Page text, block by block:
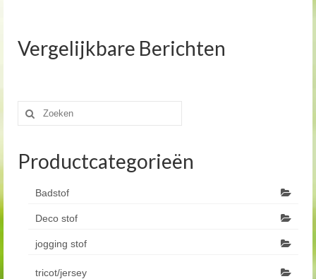
Vergelijkbare Berichten
Zoeken
naar:
Productcategorieën
Badstof
Deco stof
jogging stof
tricot/jersey